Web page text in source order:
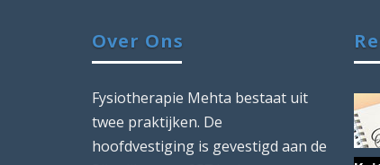
Over Ons
Fysiotherapie Mehta bestaat uit
twee praktijken. De
hoofdvestiging is gevestigd aan de